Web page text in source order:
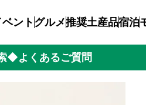
ベントグルメ推奨土産品宿泊
◆よくあるご質問